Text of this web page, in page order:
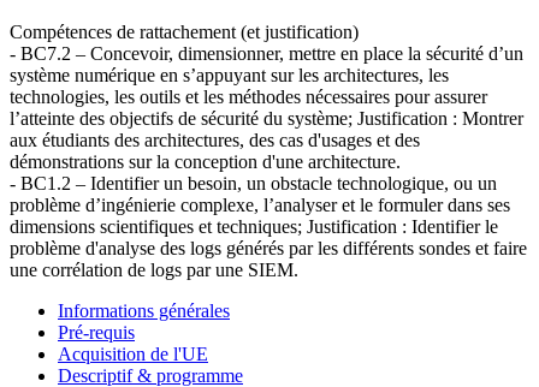
Compétences de rattachement (et justification)
- BC7.2 – Concevoir, dimensionner, mettre en place la sécurité d’un
système numérique en s’appuyant sur les architectures, les
technologies, les outils et les méthodes nécessaires pour assurer
l’atteinte des objectifs de sécurité du système; Justification : Montrer
aux étudiants des architectures, des cas d'usages et des
démonstrations sur la conception d'une architecture.
- BC1.2 – Identifier un besoin, un obstacle technologique, ou un
problème d’ingénierie complexe, l’analyser et le formuler dans ses
dimensions scientifiques et techniques; Justification : Identifier le
problème d'analyse des logs générés par les différents sondes et faire
une corrélation de logs par une SIEM.
Informations générales
Pré-requis
Acquisition de l'UE
Descriptif & programme